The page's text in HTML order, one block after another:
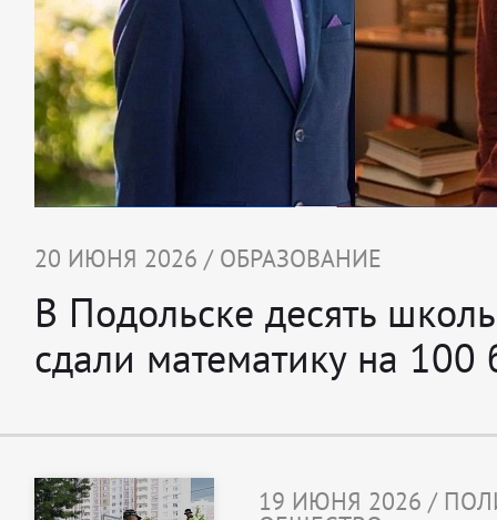
20 ИЮНЯ 2026 / ОБРАЗОВАНИЕ
В Подольске десять
сдали математику на 100
19 ИЮНЯ 2026 /